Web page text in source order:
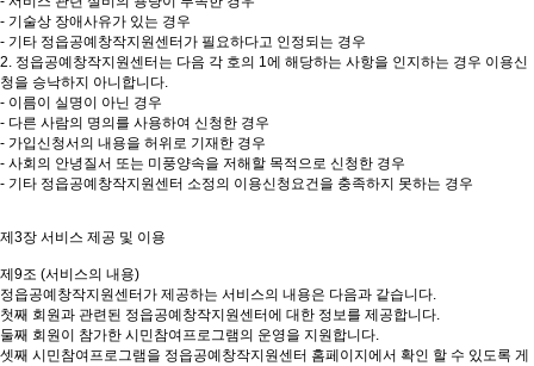
- 기술상 장애사유가 있는 경우
- 기타 정읍공예창작지원센터가 필요하다고 인정되는 경우
2. 정읍공예창작지원센터는 다음 각 호의 1에 해당하는 사항을 인지하는 경우 이용신
청을 승낙하지 아니합니다.
- 이름이 실명이 아닌 경우
- 다른 사람의 명의를 사용하여 신청한 경우
- 가입신청서의 내용을 허위로 기재한 경우
- 사회의 안녕질서 또는 미풍양속을 저해할 목적으로 신청한 경우
- 기타 정읍공예창작지원센터 소정의 이용신청요건을 충족하지 못하는 경우
제3장 서비스 제공 및 이용
제9조 (서비스의 내용)
정읍공예창작지원센터가 제공하는 서비스의 내용은 다음과 같습니다.
첫째 회원과 관련된 정읍공예창작지원센터에 대한 정보를 제공합니다.
둘째 회원이 참가한 시민참여프로그램의 운영을 지원합니다.
셋째 시민참여프로그램을 정읍공예창작지원센터 홈페이지에서 확인 할 수 있도록 게